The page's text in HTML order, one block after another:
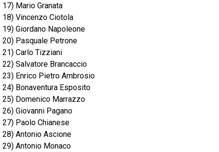
17) Mario Granata
18) Vincenzo Ciotola
19) Giordano Napoleone
20) Pasquale Petrone
21) Carlo Tizziani
22) Salvatore Brancaccio
23) Enrico Pietro Ambrosio
24) Bonaventura Esposito
25) Domenico Marrazzo
26) Giovanni Pagano
27) Paolo Chianese
28) Antonio Ascione
29) Antonio Monaco